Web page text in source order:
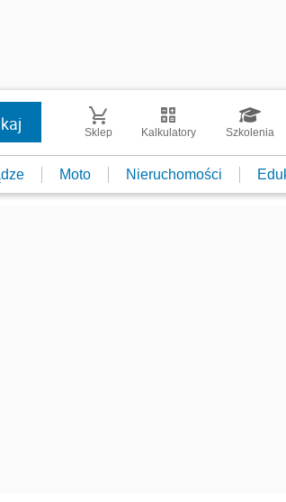
Sklep Kalkulatory Szkolenia
Moto Nieruchomości